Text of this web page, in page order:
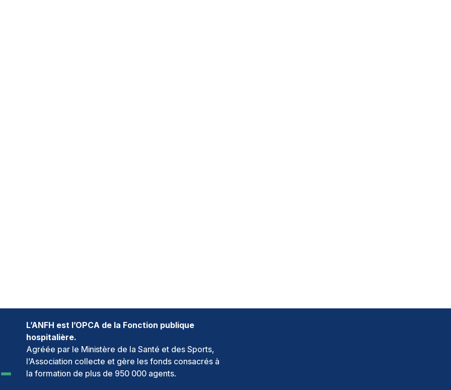
L’ANFH est l’OPCA de la Fonction publique
hospitalière.
Agréée par le Ministère de la Santé et des Sports,
l’Association collecte et gère les fonds consacrés à
la formation de plus de 950 000 agents.